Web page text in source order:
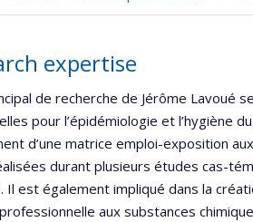
expertise
de recherche de Jérôme Lavoué
pour l’épidémiologie et l’hygiène
d’une matrice emploi-exposition
durant plusieurs études cas-
Il est également impliqué dans la
aux substances